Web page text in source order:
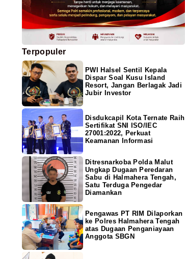
Terpopuler
PWI Halsel Sentil Kepala
Dispar Soal Kusu Island
Resort, Jangan Berlagak Jadi
Jubir Investor
Disdukcapil Kota Ternate Raih
Sertifikat SNI ISO/IEC
27001:2022, Perkuat
Keamanan Informasi
Ditresnarkoba Polda Malut
Ungkap Dugaan Peredaran
Sabu di Halmahera Tengah,
Satu Terduga Pengedar
Diamankan
Pengawas PT RIM Dilaporkan
ke Polres Halmahera Tengah
atas Dugaan Penganiayaan
Anggota SBGN